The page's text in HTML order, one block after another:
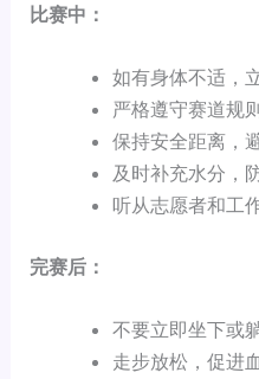
比赛中：
如有身体不适，
严格遵守赛道规
保持安全距离，
及时补充水分，
听从志愿者和工
完赛后：
不要立即坐下或
走步放松，促进